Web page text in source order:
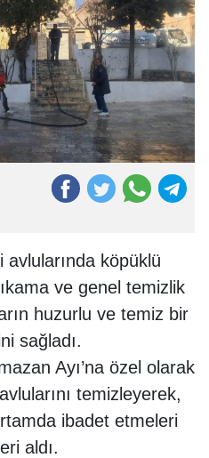
köpüklü
ve genel temizlik
huzurlu ve temiz bir
sağladı.
Ayı’na özel olarak
temizleyerek,
ibadet etmeleri
aldı.